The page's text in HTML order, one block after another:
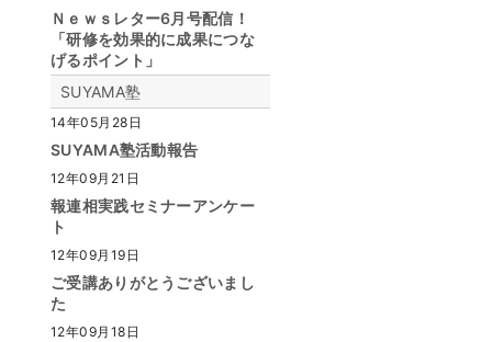
Ｎｅｗｓレター6月号配信！
「研修を効果的に成果につな
げるポイント」
SUYAMA塾
14年05月28日
SUYAMA塾活動報告
12年09月21日
報連相実践セミナーアンケー
ト
12年09月19日
ご受講ありがとうございまし
た
12年09月18日